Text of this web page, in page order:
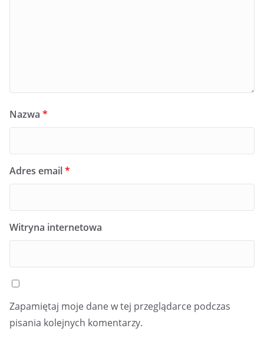
Nazwa *
Adres email*
Witryna internetowa
Zapamiętaj moje dane w tej przeglądarce podczas
pisania kolejnych komentarzy.